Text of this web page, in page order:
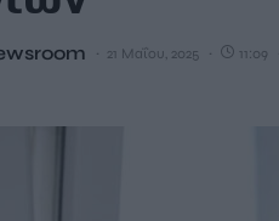
21 Μαΐου, 2025 11:09